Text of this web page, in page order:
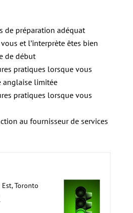
de préparation adéquat
et l’interprète êtes bien
de début
pratiques lorsque vous
anglaise limitée
pratiques lorsque vous
au fournisseur de services
Toronto